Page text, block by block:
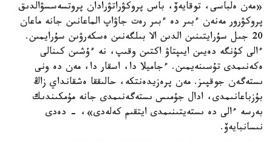
«مەن ەلباسى، توقايەۆ، باس پروكۋراتۋرادان پروتسەسسۋالدىق
پروكۋرور مەنەن ءبىر دە ءبىر رەت جاۋاپ الماعانىن جانە ماعان
20 جىل سۇرايتىنىن الدىن الا بىلگەنىن ەسكەرۋىن سۇرايمىن.
ءالى كۇنگە دەيىن ايىپتاۋ اكتىن وقىپ، نە ءۇشىن كىنالى
ەكەنىمدى تۇسىنەيمىن. ءجاميلا دا، اسقار دا، مەن دە ونى
ىستەگەن جوقپىز. مەن پرەزيدەنتكە، حالىققا ەشقانداي زاڭ
بۇزباعانىمدى، ادال جۇمىس ىستەگەنىمدى جانە مۇمكىندىك
بەرسە ءالى دە ىستەيتىنىمدى ايتقىم كەلەدى»، - دەدى
نىسانبايەۆ.